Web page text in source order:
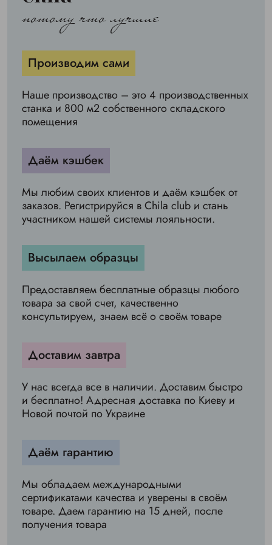
потому что лучшие
Производим сами
Наше производство – это 4 производственных
станка и 800 м2 собственного складского
помещения
Даём кэшбек
Мы любим своих клиентов и даём кэшбек от
заказов. Регистрируйся в Chila club и стань
участником нашей системы лояльности.
Высылаем образцы
Предоставляем бесплатные образцы любого
товара за свой счет, качественно
консультируем, знаем всё о своём товаре
Доставим завтра
У нас всегда все в наличии. Доставим быстро
и бесплатно! Адресная доставка по Киеву и
Новой почтой по Украине
Даём гарантию
Мы обладаем международными
сертификатами качества и уверены в своём
товаре. Даем гарантию на 15 дней, после
получения товара